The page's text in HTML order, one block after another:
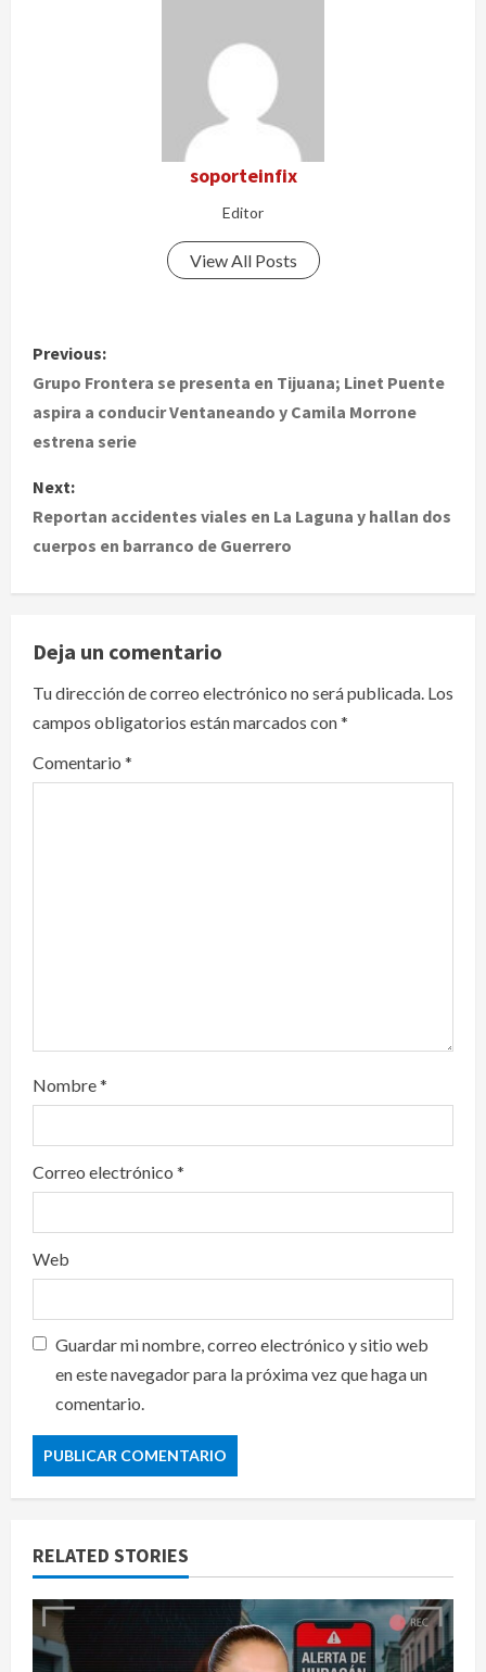
soporteinfix
Editor
View All Posts
P
o
s
t
n
i
g
a
Previous:
Grupo Frontera se presenta en Tijuana; Linet Puente
aspira a conducir Ventaneando y Camila Morrone
estrena serie
Next:
Reportan accidentes viales en La Laguna y hallan dos
cuerpos en barranco de Guerrero
Deja un comentario
Tu dirección de correo electrónico no será publicada. Los
campos obligatorios están marcados con*
Comentario *
Nombre*
Correo electrónico *
Web
Guardar mi nombre, correo electrónico y sitio web
en este navegador para la próxima vez que haga un
comentario.
RELATED STORIES